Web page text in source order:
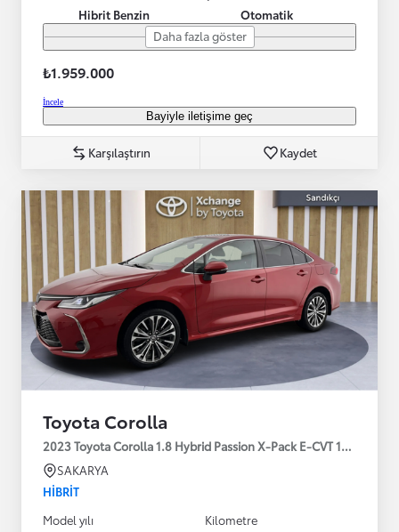
Hibrit Benzin
Otomatik
Daha fazla göster
₺1.959.000
İncele
Bayiyle iletişime geç
Karşılaştırın Kaydet
Toyota Corolla
2023 Toyota Corolla 1.8 Hybrid Passion X-Pack E-CVT 140HP
SAKARYA
HIBRIT
Model yılı
Kilometre